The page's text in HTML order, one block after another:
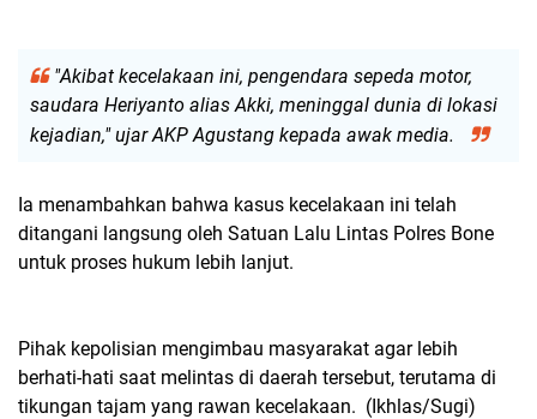
"Akibat kecelakaan ini, pengendara sepeda motor,
saudara Heriyanto alias Akki, meninggal dunia di lokasi
kejadian," ujar AKP Agustang kepada awak media.
Ia menambahkan bahwa kasus kecelakaan ini telah
ditangani langsung oleh Satuan Lalu Lintas Polres Bone
untuk proses hukum lebih lanjut.
Pihak kepolisian mengimbau masyarakat agar lebih
berhati-hati saat melintas di daerah tersebut, terutama di
tikungan tajam yang rawan kecelakaan. (Ikhlas/Sugi)